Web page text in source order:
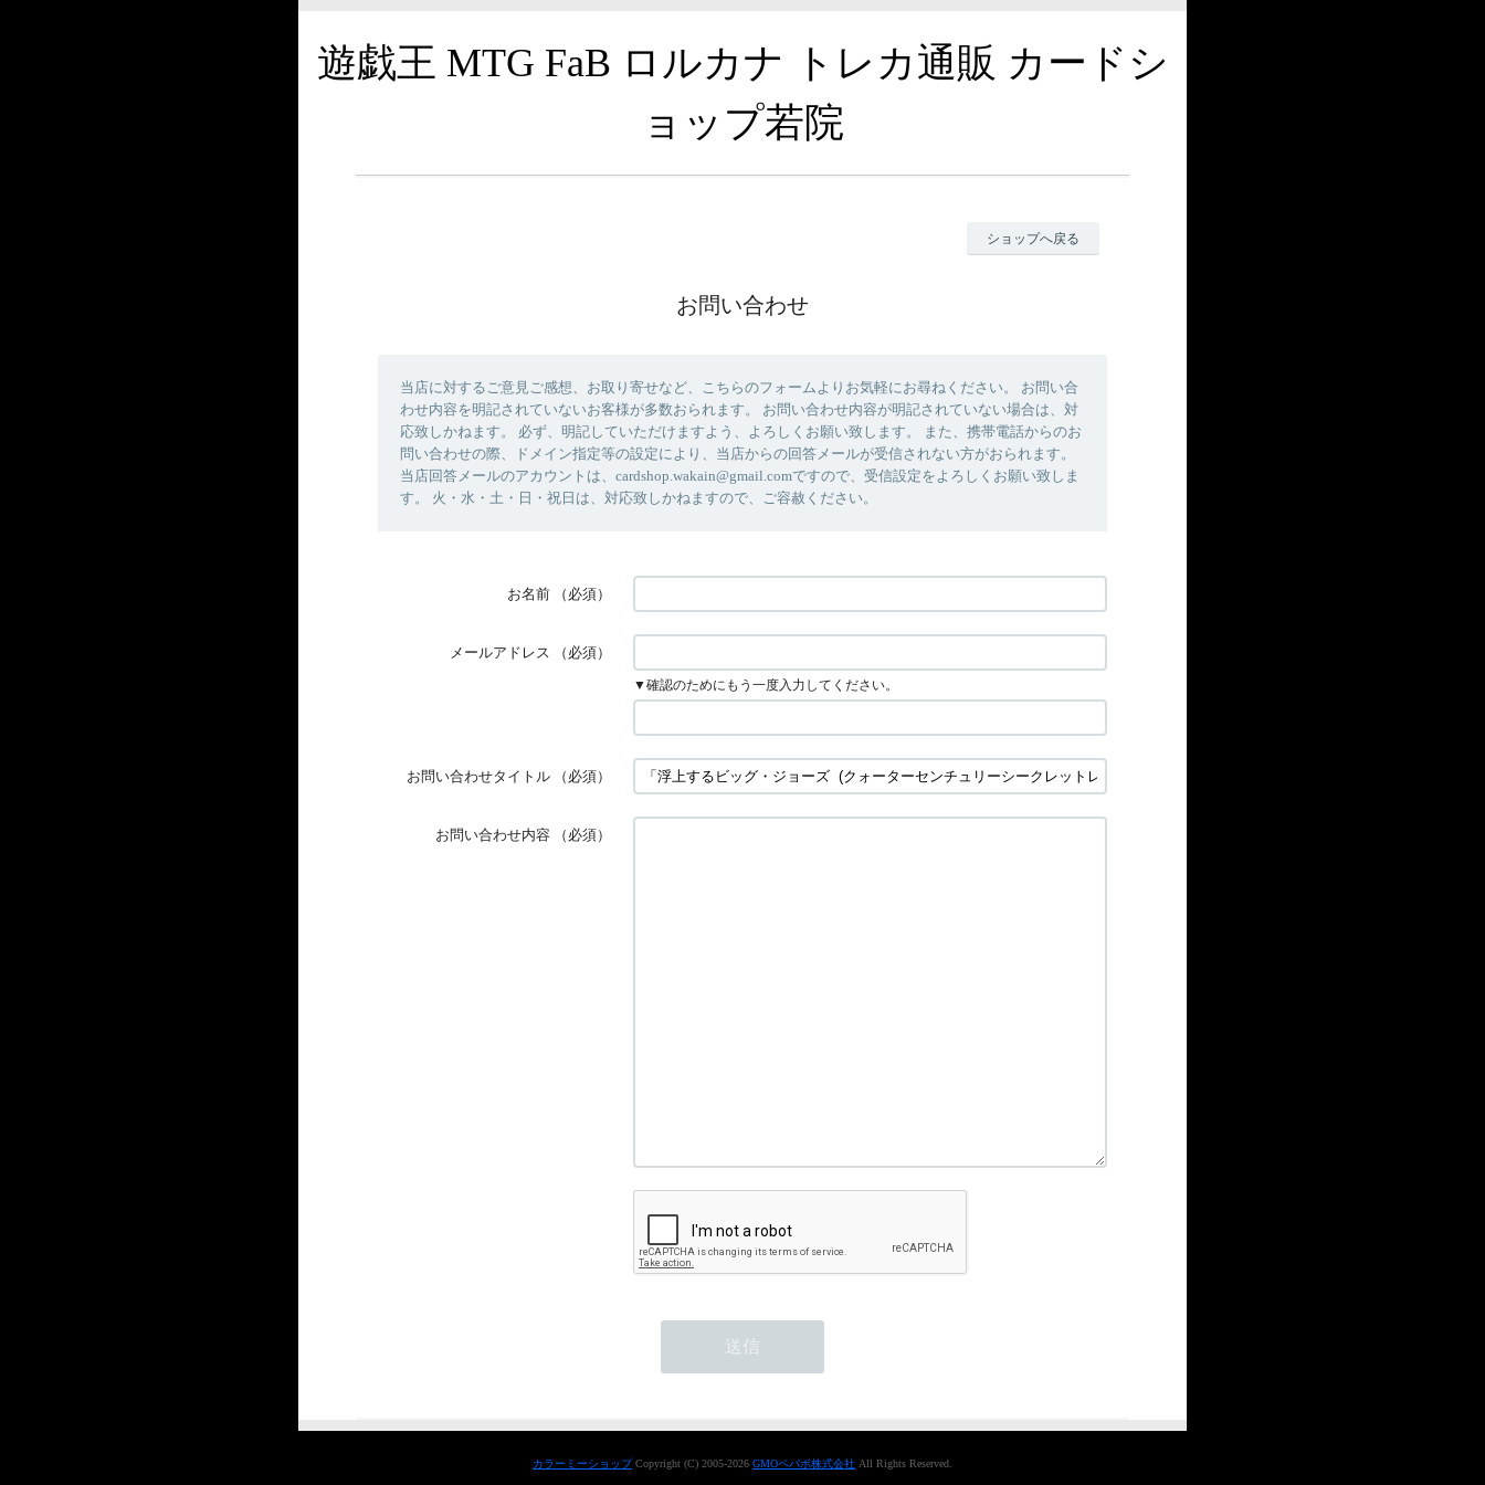
遊戯王 MTG FaB ロルカナ トレカ通販 カードシ
ョップ若院
ショップへ戻る
お問い合わせ
当店に対するご意見ご感想、お取り寄せなど、こちらのフォームよりお気軽にお尋ねください。 お問い合
わせ内容を明記されていないお客様が多数おられます。 お問い合わせ内容が明記されていない場合は、対
応致しかねます。 必ず、明記していただけますよう、よろしくお願い致します。 また、携帯電話からのお
問い合わせの際、ドメイン指定等の設定により、当店からの回答メールが受信されない方がおられます。
当店回答メールのアカウントは、cardshop.wakain@gmail.comですので、受信設定をよろしくお願い致しま
す。 火・水・土・日・祝日は、対応致しかねますので、ご容赦ください。
お名前 （必須）
メールアドレス （必須）
▼確認のためにもう一度入力してください。
お問い合わせタイトル （必須）
お問い合わせ内容 （必須）
カラーミーショップCopyright (C) 2005-2026 GMOペパボ株式会社 All Rights Reserved.